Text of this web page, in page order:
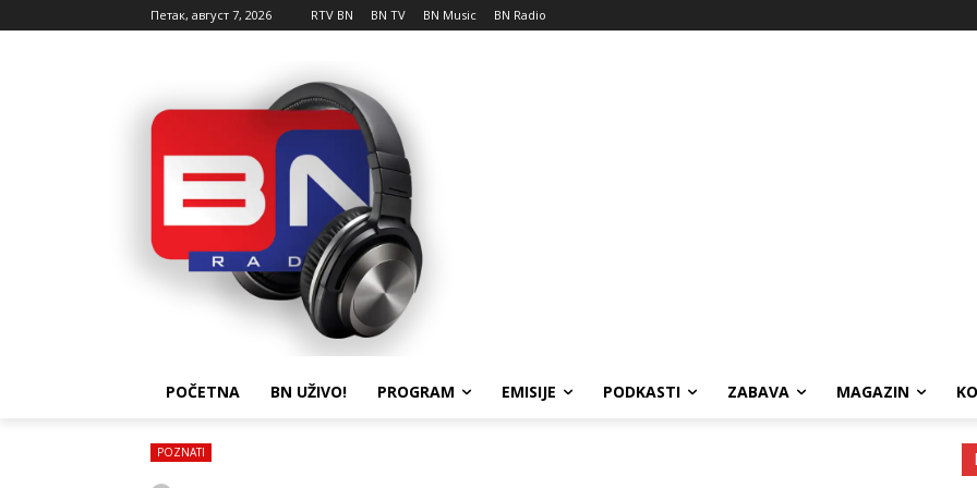
Петак, август 7, 2026 RTV BN BN TV BN Music BN Radio
POČETNA BN UŽIVO! PROGRAM EMISIJE PODKASTI ZABAVA MAGAZIN
POZNATI